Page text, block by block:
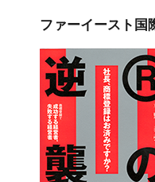
ファーイースト国